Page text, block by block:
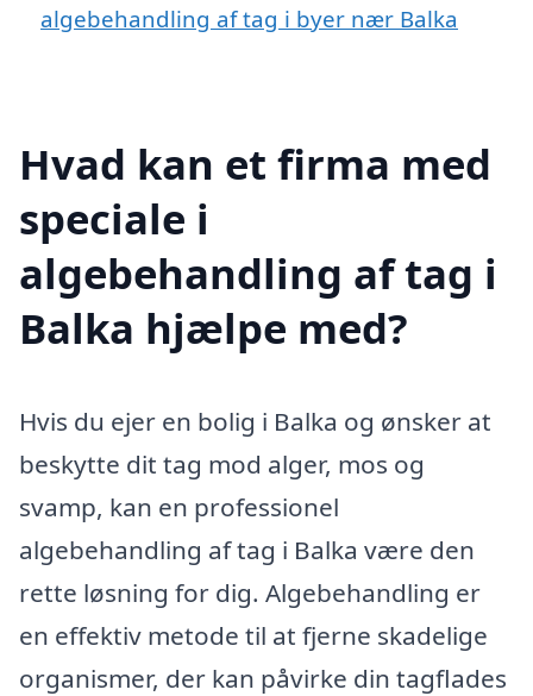
algebehandling af tag i byer nær Balka
Hvad kan et firma med
speciale i
algebehandling af tag i
Balka hjælpe med?
Hvis du ejer en bolig i Balka og ønsker at
beskytte dit tag mod alger, mos og
svamp, kan en professionel
algebehandling af tag i Balka være den
rette løsning for dig. Algebehandling er
en effektiv metode til at fjerne skadelige
organismer, der kan påvirke din tagflades